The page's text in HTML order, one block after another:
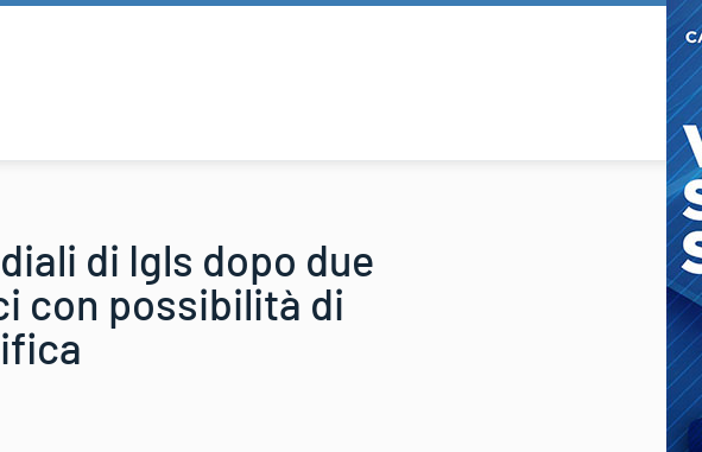
di Igls dopo due
con possibilità di